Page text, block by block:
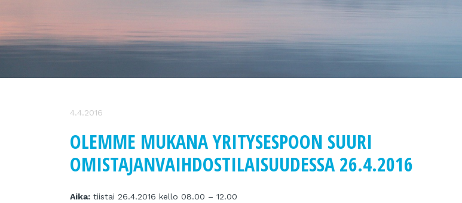
4.4.2016
OLEMME MUKANA YRITYSESPOON SUURI
OMISTAJANVAIHDOSTILAISUUDESSA 26.4.2016
Aika: tiistai 26.4.2016 kello 08.00 – 12.00